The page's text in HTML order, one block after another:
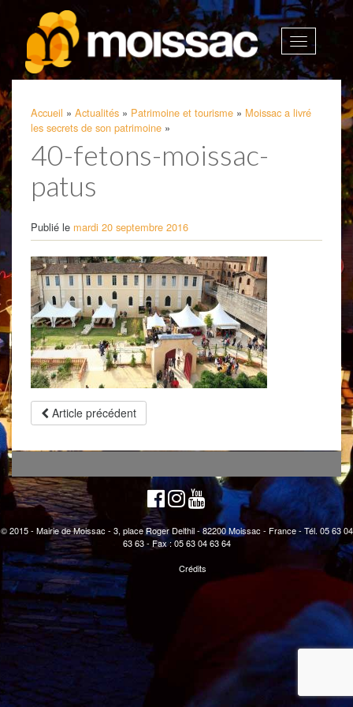
Afficher
la
Accueil » Actualités » Patrimoine et tourisme » Moissac a livré
les secrets de son patrimoine »
40-fetons-moissac-
patus
Publié le mardi 20 septembre 2016
Article précédent
© 2015 - Mairie de Moissac - 3, place Roger Delthil - 82200 Moissac - France - Tél. 05 63 04
63 63 - Fax : 05 63 04 63 64
Crédits